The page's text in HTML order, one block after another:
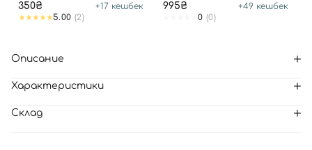
350₴ +17 кешбек
5.00 (2)
995₴ +49 кешбек
0 (0)
Описание
Характеристики
Склад